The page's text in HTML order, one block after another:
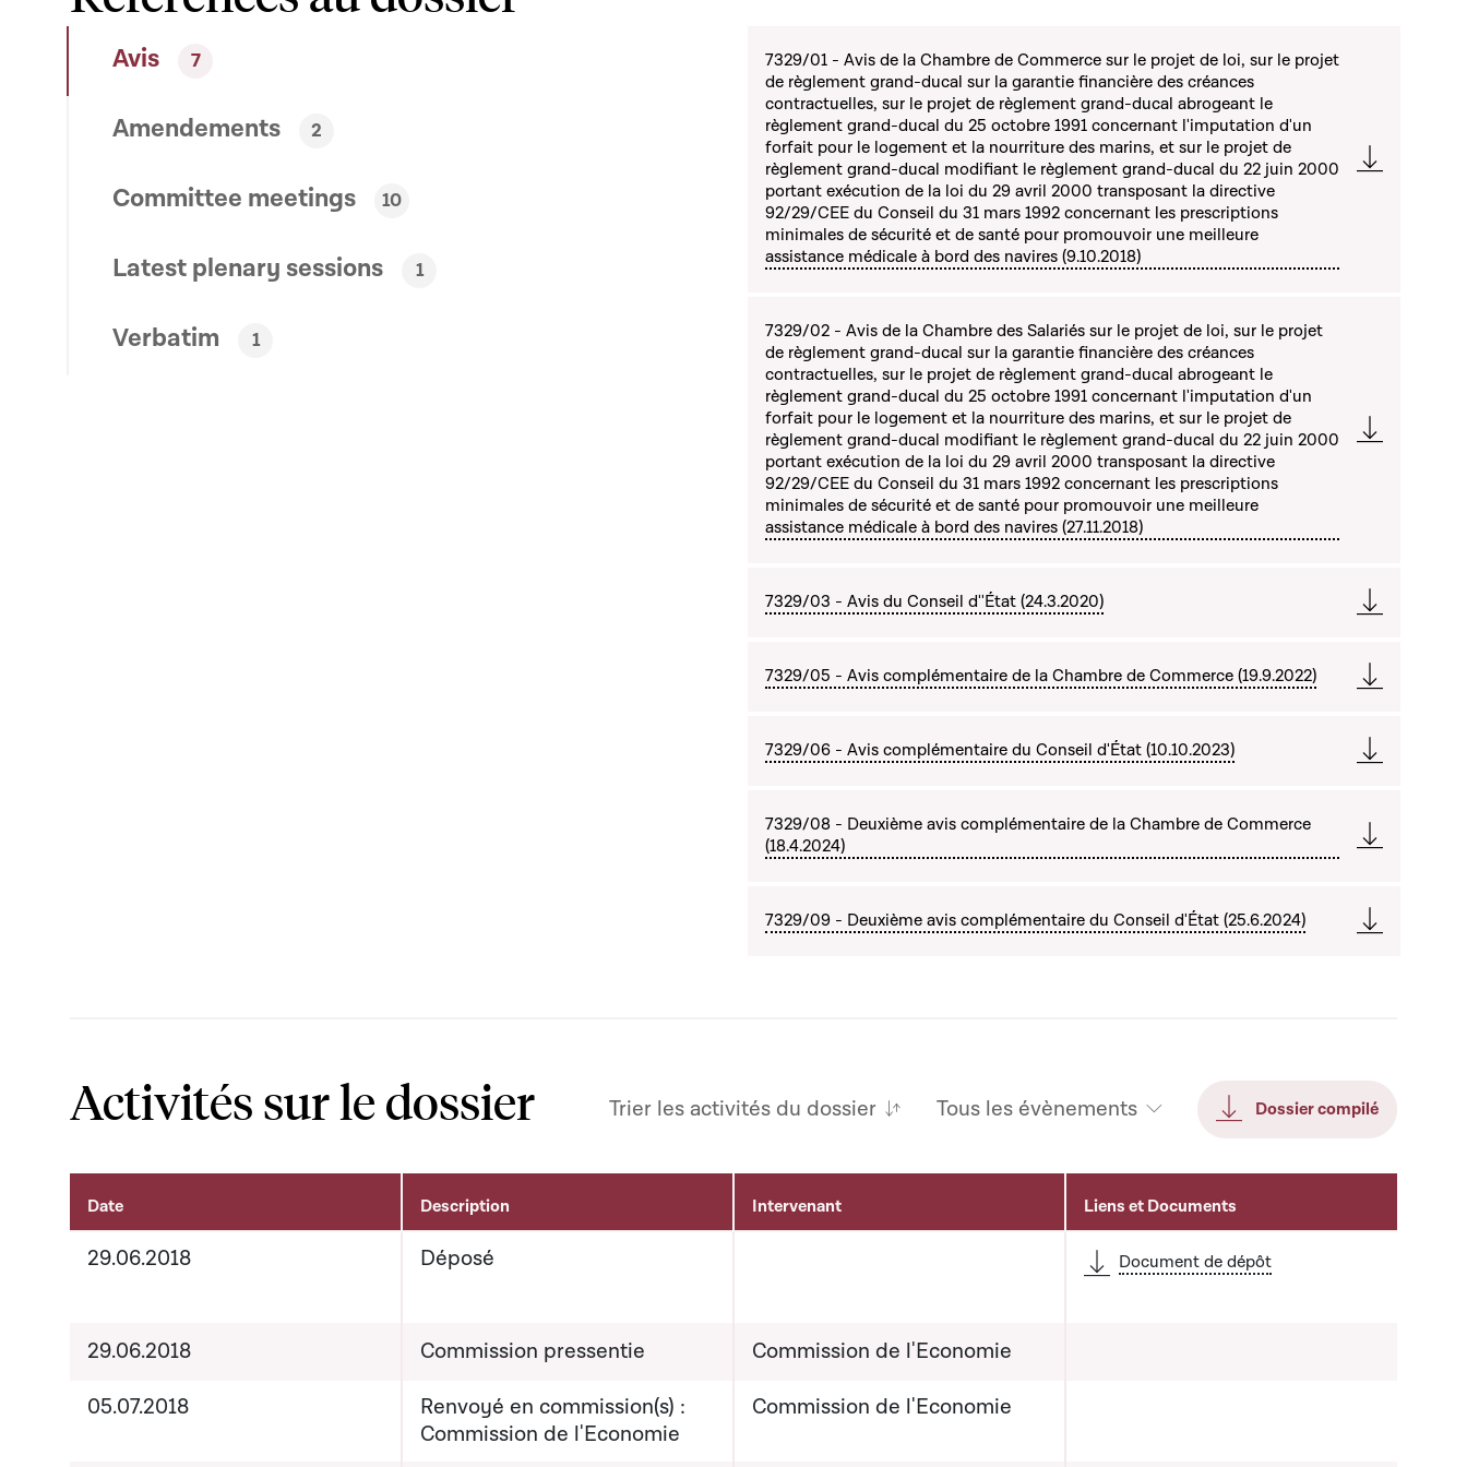
Avis 7
Amendements 2
Committee meetings 10
Latest plenary sessions 1
Verbatim 1
7329/01 - Avis de la Chambre de Commerce sur le projet de loi, sur le projet
de règlement grand-ducal sur la garantie financière des créances
contractuelles, sur le projet de règlement grand-ducal abrogeant le
règlement grand-ducal du 25 octobre 1991 concernant l'imputation d'un
forfait pour le logement et la nourriture des marins, et sur le projet de
règlement grand-ducal modifiant le règlement grand-ducal du 22 juin 2000
portant exécution de la loi du 29 avril 2000 transposant la directive
92/29/CEE du Conseil du 31 mars 1992 concernant les prescriptions
minimales de sécurité et de santé pour promouvoir une meilleure
assistance médicale à bord des navires (9.10.2018)
7329/02 - Avis de la Chambre des Salariés sur le projet de loi, sur le projet
de règlement grand-ducal sur la garantie financière des créances
contractuelles, sur le projet de règlement grand-ducal abrogeant le
règlement grand-ducal du 25 octobre 1991 concernant l'imputation d'un
forfait pour le logement et la nourriture des marins, et sur le projet de
règlement grand-ducal modifiant le règlement grand-ducal du 22 juin 2000
portant exécution de la loi du 29 avril 2000 transposant la directive
92/29/CEE du Conseil du 31 mars 1992 concernant les prescriptions
minimales de sécurité et de santé pour promouvoir une meilleure
assistance médicale à bord des navires (27.11.2018)
7329/03 - Avis du Conseil d''État (24.3.2020)
7329/05 - Avis complémentaire de la Chambre de Commerce (19.9.2022)
7329/06 - Avis complémentaire du Conseil d'État (10.10.2023)
7329/08 - Deuxième avis complémentaire de la Chambre de Commerce
(18.4.2024)
7329/09 - Deuxième avis complémentaire du Conseil d'État (25.6.2024)
Activités sur le dossier Trier les activités du dossier Tous les évènements Dossier compilé
Activités sur le dossier
Date Description Intervenant Liens et Documents
29.06.2018 Déposé Document de dépôt
29.06.2018 Commission pressentie
Commission de l'Economie
05.07.2018
Renvoyé en commission(s) :
Commission de l'Economie
Commission de l'Economie